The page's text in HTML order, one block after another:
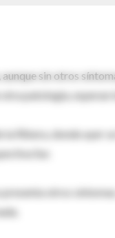
sin otros
patología, esperan
la Ribera, donde
Sur.
otros